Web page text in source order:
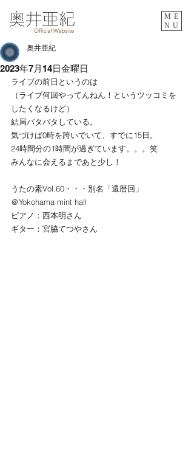
ME
NU
2023年7月14日金曜日
奥井亜紀
ライブの前日というのは
（ライブ何回やってんねん！というツッコミを
したくなるけど）
結局バタバタしている。
気づけば0時を跨いでいて、すでに15日。
24時間分の1時間が過ぎています。。。笑
みんなに会えるまであと少し！
うたの素Vol.60・・・別名「還暦回」
＠Yokohama mint hall
ピアノ：西本明さん
ギター：宮脇てつやさん